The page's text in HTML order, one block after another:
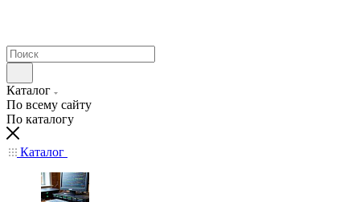
Каталог
По всему сайту
По каталогу
Каталог